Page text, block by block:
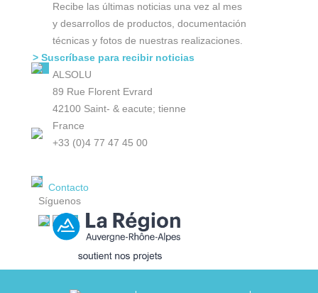
Recibe las últimas noticias una vez al mes
y desarrollos de productos, documentación
técnicas y fotos de nuestras realizaciones.
> Suscríbase para recibir noticias
ALSOLU
89 Rue Florent Evrard
42100 Saint- & eacute; tienne
France
+33 (0)4 77 47 45 00
Contacto
Síguenos